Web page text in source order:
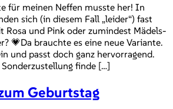
für meinen Neffen musste her! In
sich (in diesem Fall „leider“) fast
und Pink oder zumindest Mädels-
💗Da brauchte es eine neue Variante.
und passt doch ganz hervorragend.
finde […]
Geburtstag